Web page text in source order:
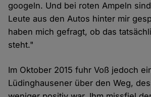
googeln. Und bei roten Ampeln
Leute aus den Autos hinter mir
haben mich gefragt, ob das
steht."
Im Oktober 2015 fuhr Voß jedoch
Lüdinghausener über den Weg,